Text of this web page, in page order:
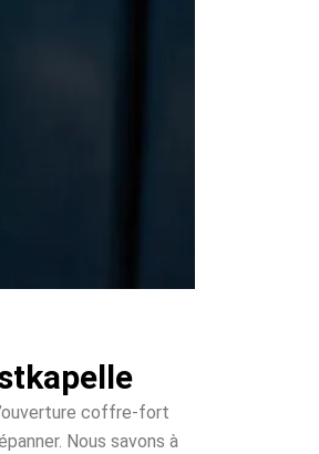
coffre-fort
Nous savons à